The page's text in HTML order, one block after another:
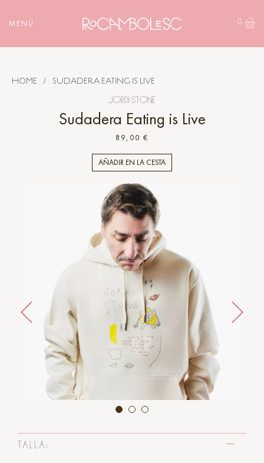
MENÚ 0
HOME / SUDADERA EATING IS LIVE
JORDI STONE
Sudadera Eating is Live
89,00 €
AÑADIR EN LA CESTA
TALLA: